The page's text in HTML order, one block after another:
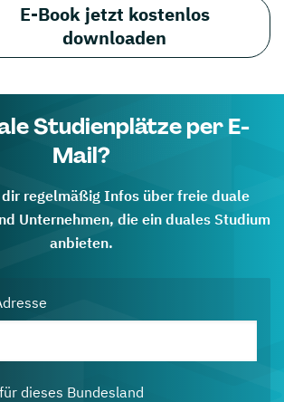
E-Book jetzt kostenlos
downloaden
Studienplätze per E-
Mail?
regelmäßig Infos über freie duale
Unternehmen, die ein duales Studium
anbieten.
dieses Bundesland